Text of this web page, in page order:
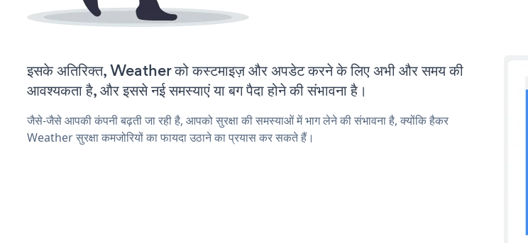
इसके अतिरिक्त, Weather को कस्टमाइज़ और अपडेट करने के लिए अभी और समय की
आवश्यकता है, और इससे नई समस्याएं या बग पैदा होने की संभावना है।
जैसे-जैसे आपकी कंपनी बढ़ती जा रही है, आपको सुरक्षा की समस्याओं में भाग लेने की संभावना है, क्योंकि हैकर
Weather सुरक्षा कमजोरियों का फायदा उठाने का प्रयास कर सकते हैं।